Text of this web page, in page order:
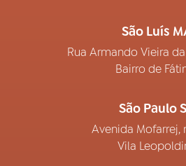
São Luís
Rua Armando Vieira da
Bairro de
São Paulo
Avenida Mofarrej,
Vila